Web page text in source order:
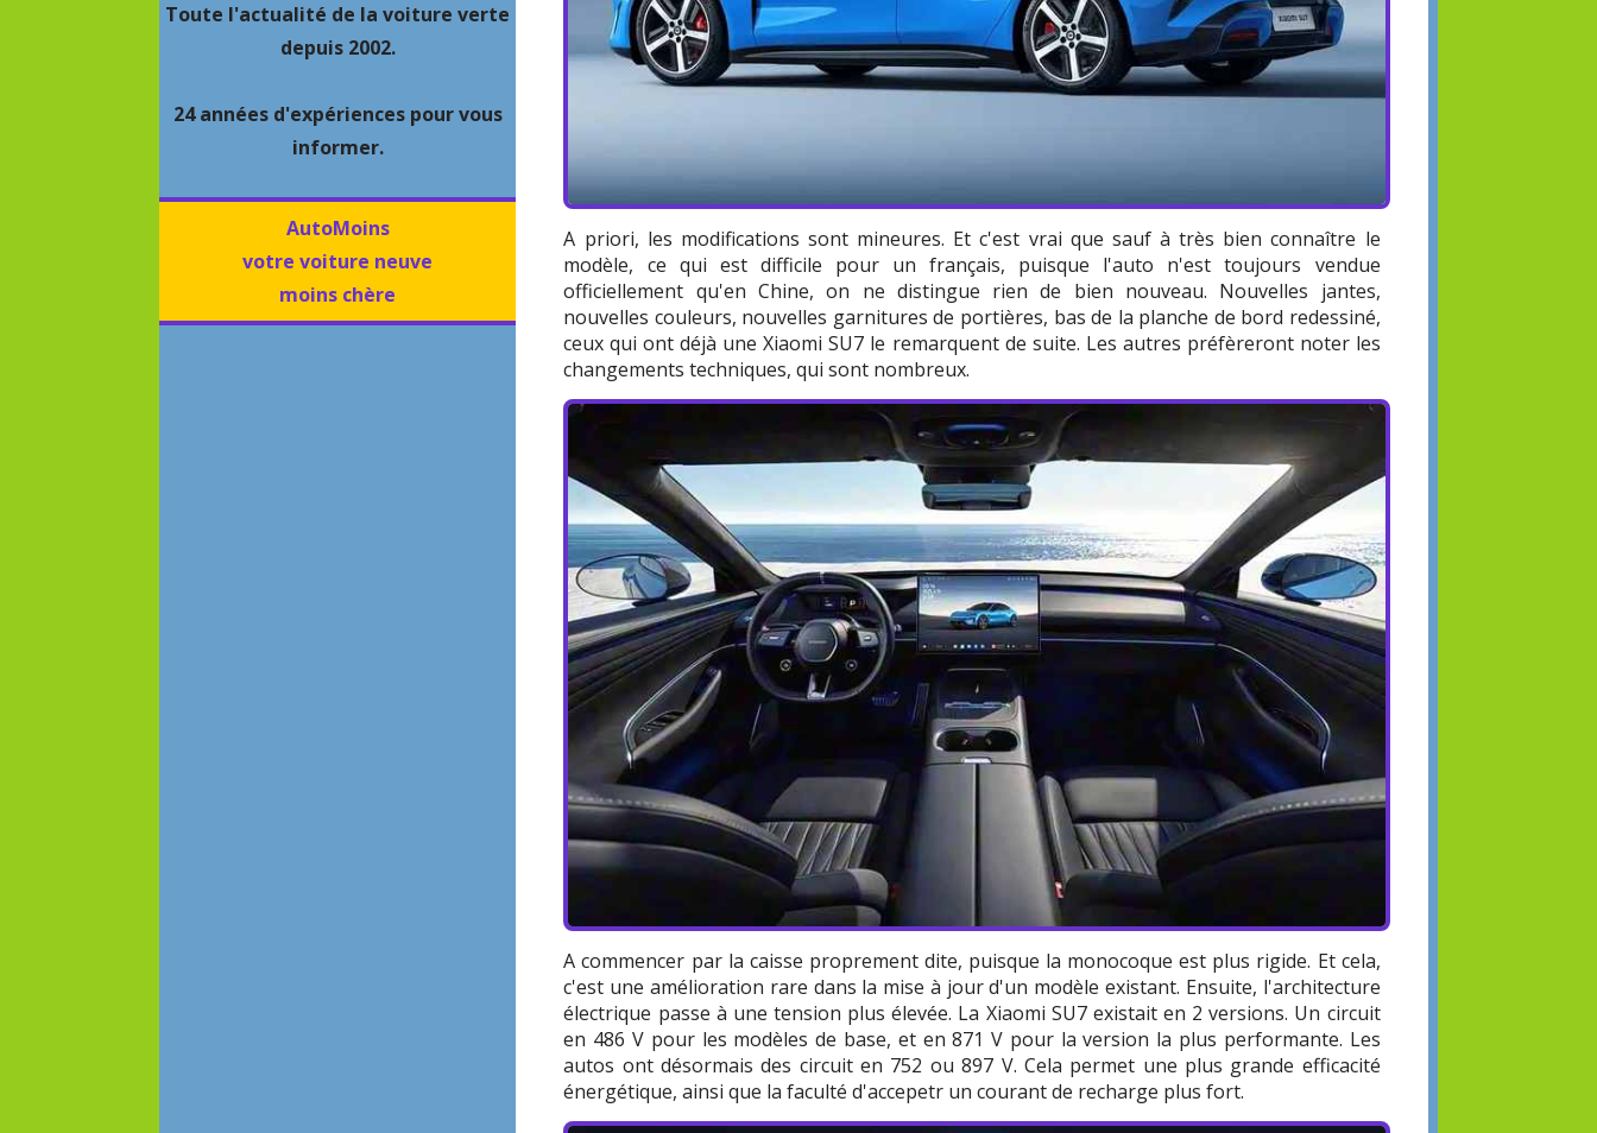
Toute l'actualité de la voiture verte
depuis 2002.
24 années d'expériences pour vous
informer.
AutoMoins
votre voiture neuve
moins chère
A priori, les modifications sont mineures. Et c'est vrai que sauf à très bien connaître le
modèle, ce qui est difficile pour un français, puisque l'auto n'est toujours vendue
officiellement qu'en Chine, on ne distingue rien de bien nouveau. Nouvelles jantes,
nouvelles couleurs, nouvelles garnitures de portières, bas de la planche de bord redessiné,
ceux qui ont déjà une Xiaomi SU7 le remarquent de suite. Les autres préfèreront noter les
changements techniques, qui sont nombreux.
A commencer par la caisse proprement dite, puisque la monocoque est plus rigide. Et cela,
c'est une amélioration rare dans la mise à jour d'un modèle existant. Ensuite, l'architecture
électrique passe à une tension plus élevée. La Xiaomi SU7 existait en 2 versions. Un circuit
en 486 V pour les modèles de base, et en 871 V pour la version la plus performante. Les
autos ont désormais des circuit en 752 ou 897 V. Cela permet une plus grande efficacité
énergétique, ainsi que la faculté d'accepetr un courant de recharge plus fort.